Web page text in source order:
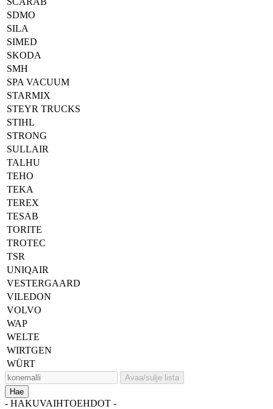
SDMO
SILA
SIMED
SKODA
SMH
SPA VACUUM
STARMIX
STEYR TRUCKS
STIHL
STRONG
SULLAIR
TALHU
TEHO
TEKA
TEREX
TESAB
TORITE
TROTEC
TSR
UNIQAIR
VESTERGAARD
VILEDON
VOLVO
WAP
WELTE
WIRTGEN
WÜRT
Avaa/sulje lista
Hae
- HAKUVAIHTOEHDOT -